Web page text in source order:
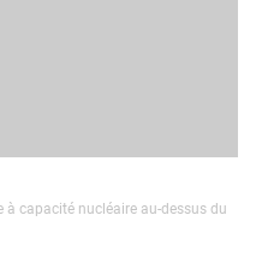
à capacité nucléaire au-dessus du